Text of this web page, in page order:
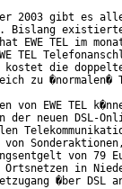
2003 gibt es
Bislang existierte
EWE TEL im
TEL
kostet die
zu �normalen�
von EWE TEL
neuen DSL-
von 79
in
�ber DSL